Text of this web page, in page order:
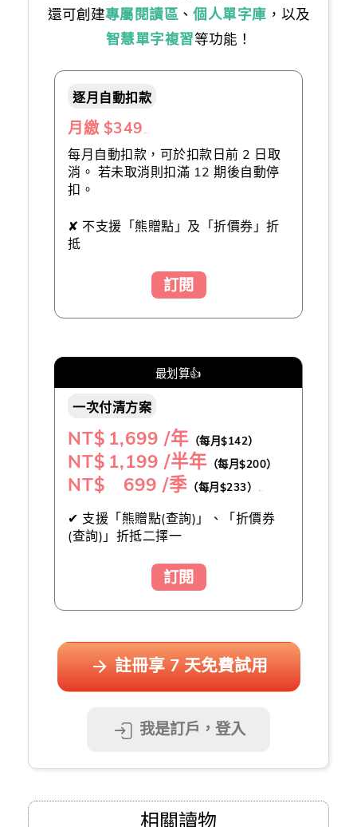
還可創建專屬閱讀區 、 個人單字庫 ，以及
智慧單字複習等功能！
逐月自動扣款
月繳 $349
每月自動扣款，可於扣款日前 2 日取
消。 若未取消則扣滿 12 期後自動停
扣。
✘ 不支援「熊贈點」及「折價券」折
抵
訂閱
最划算👍
一次付清方案
NT$ 1,699 /年（每月$142）
NT$ 1,199 /半年（每月$200）
NT$ 699 /季 （每月$233）
✔ 支援「熊贈點(查詢)」、「折價券
(查詢)」折抵二擇一
訂閱
註冊享 7 天免費試用
我是訂戶，登入
相關讀物